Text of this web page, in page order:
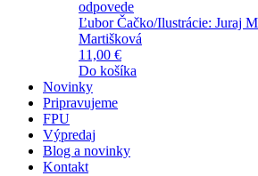
odpovede
Ľubor Čačko/Ilustrácie: Juraj
Martišková
11,00 €
Do košíka
Novinky
Pripravujeme
FPU
Výpredaj
Blog a novinky
Kontakt